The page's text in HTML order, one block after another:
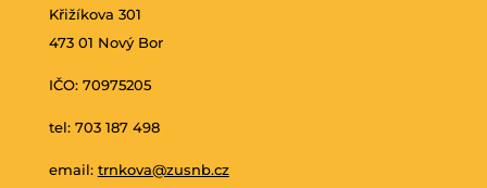
Křižíkova 301
473 01 Nový Bor
IČO: 70975205
tel: 703 187 498
email: trnkova@zusnb.cz